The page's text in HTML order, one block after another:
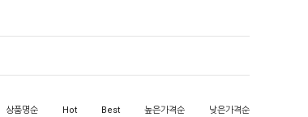
상품명순 Hot Best 높은가격순 낮은가격순